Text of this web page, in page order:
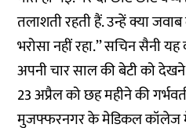
तलाशती रहती हैं. उन्हें क्या
भरोसा नहीं रहा.’’ सचिन सैनी
अपनी चार साल की बेटी को
23 अप्रैल को छह महीने की
मुजफ्फरनगर के मेडिकल कॉलेज में